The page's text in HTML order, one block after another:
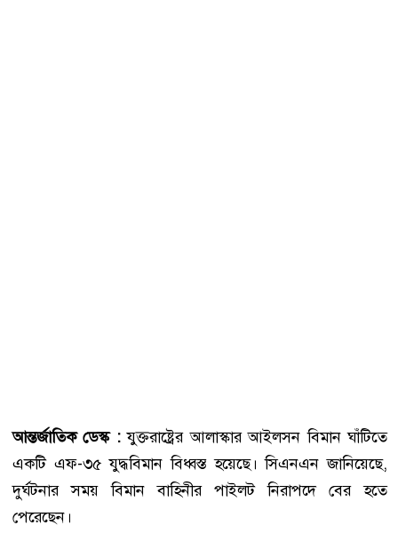
আন্তর্জাতিক ডেস্ক :যুক্তরাষ্ট্রের আলাস্কার আইলসন বিমান ঘাঁটিতে
একটি এফ-৩৫ যুদ্ধবিমান বিধ্বস্ত হয়েছে। সিএনএন জানিয়েছে,
দুর্ঘটনার সময় বিমান বাহিনীর পাইলট নিরাপদে বের হতে
পেরেছেন।